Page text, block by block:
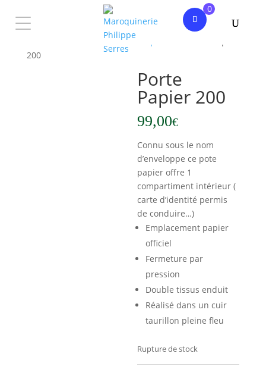
0
Petite maroquinerie
200
Porte
Papier 200
99,00€
Connu sous le nom
d’enveloppe ce pote
papier offre 1
compartiment intérieur (
carte d’identité permis
de conduire…)
Emplacement papier
officiel
Fermeture par
pression
Double tissus enduit
Réalisé dans un cuir
taurillon pleine fleu
Rupture de stock